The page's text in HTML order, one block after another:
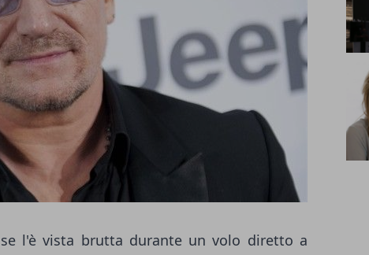
l'è vista brutta durante un volo diretto a